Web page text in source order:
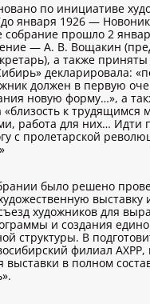
по инициативе
января 1926 —
собрание прошло 2
— А. В. Вощакин
а также
декларировала:
должен в первую
новую форму…», а
«близость к трудящимся
работа для них… Идти
с пролетарской
было решено
выставку
художников для
и создания
структуры. В
филиал АХРР,
выставки в полном